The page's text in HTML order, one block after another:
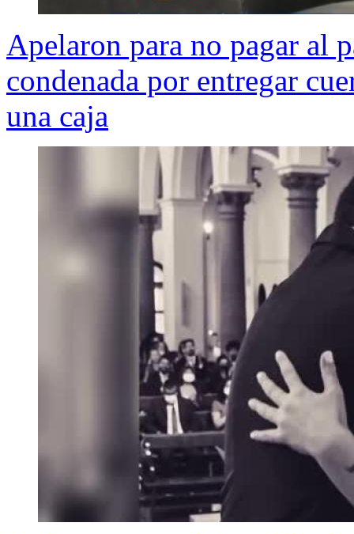
Apelaron para no pagar al
condenada por entregar
una caja